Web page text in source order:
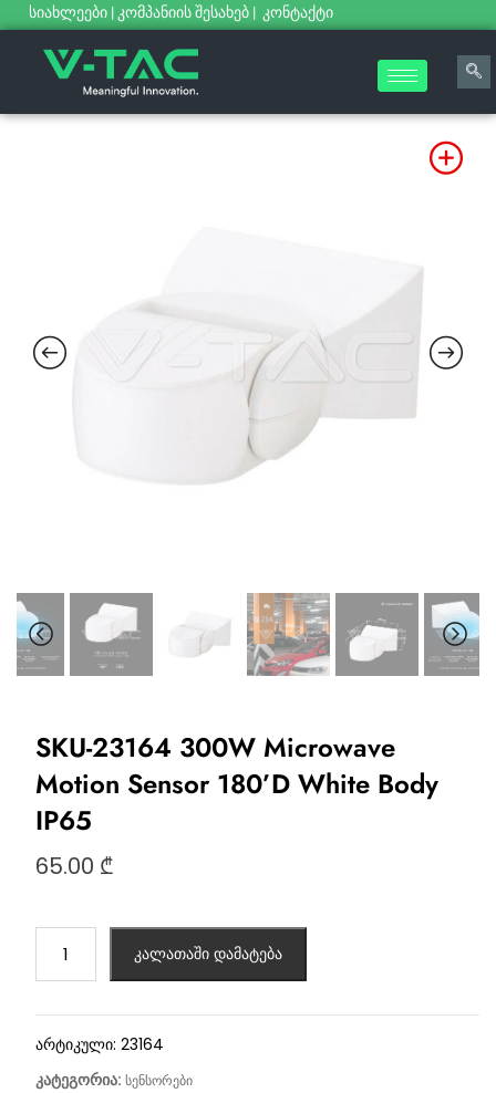
სიახლეები | კომპანიის შესახებ | კონტაქტი
SKU-23164 300W Microwave
Motion Sensor 180’D White Body
IP65
65.00 ₾
კალათაში დამატება
არტიკული: 23164
კატეგორია: სენსორები